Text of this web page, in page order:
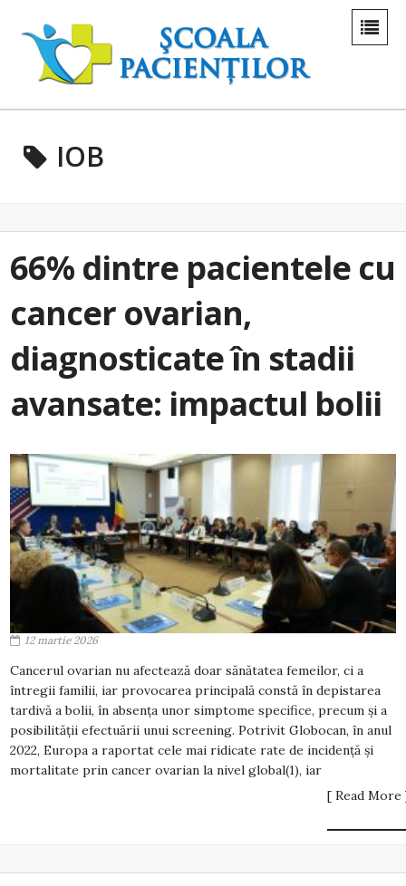
IOB
66% dintre pacientele cu
cancer ovarian,
diagnosticate în stadii
avansate: impactul bolii
12 martie 2026
Cancerul ovarian nu afectează doar sănătatea femeilor, ci a
întregii familii, iar provocarea principală constă în depistarea
tardivă a bolii, în absența unor simptome specifice, precum și a
posibilității efectuării unui screening. Potrivit Globocan, în anul
2022, Europa a raportat cele mai ridicate rate de incidență și
mortalitate prin cancer ovarian la nivel global(1), iar
[ Read More